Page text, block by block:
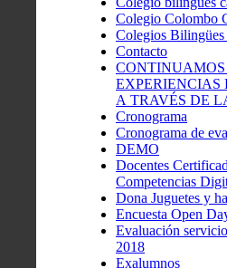
Colegio Colombo
Colegios
Contacto
EXPERIENCIAS
A TRAVÉS DE
Cronograma
Cronograma de
DEMO
Docentes
Competencias
Dona Juguetes y
Encuesta Open
Evaluación
2018
Exalumnos